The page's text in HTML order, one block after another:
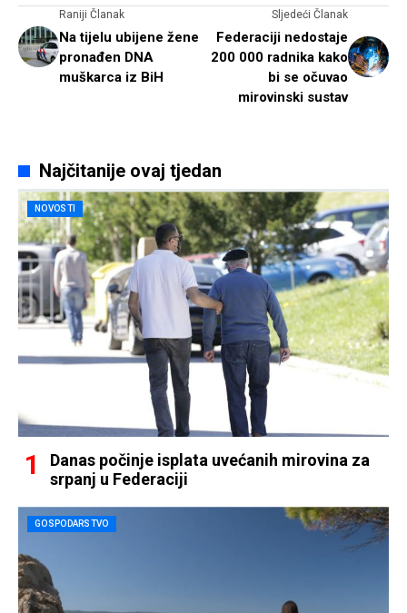
Raniji Članak
Na tijelu ubijene žene
pronađen DNA
muškarca iz BiH
Sljedeći Članak
Federaciji nedostaje
200 000 radnika kako
bi se očuvao
mirovinski sustav
Najčitanije ovaj tjedan
NOVOSTI
Danas počinje isplata uvećanih mirovina za
srpanj u Federaciji
GOSPODARSTVO